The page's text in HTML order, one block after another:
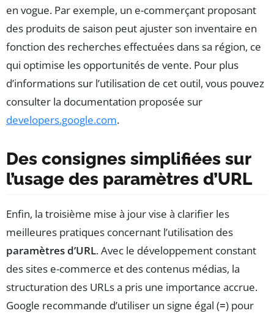
en vogue. Par exemple, un e-commerçant proposant
des produits de saison peut ajuster son inventaire en
fonction des recherches effectuées dans sa région, ce
qui optimise les opportunités de vente. Pour plus
d’informations sur l’utilisation de cet outil, vous pouvez
consulter la documentation proposée sur
developers.google.com.
Des consignes simplifiées sur
l’usage des paramètres d’URL
Enfin, la troisième mise à jour vise à clarifier les
meilleures pratiques concernant l’utilisation des
paramètres d’URL. Avec le développement constant
des sites e-commerce et des contenus médias, la
structuration des URLs a pris une importance accrue.
Google recommande d’utiliser un signe égal (=) pour